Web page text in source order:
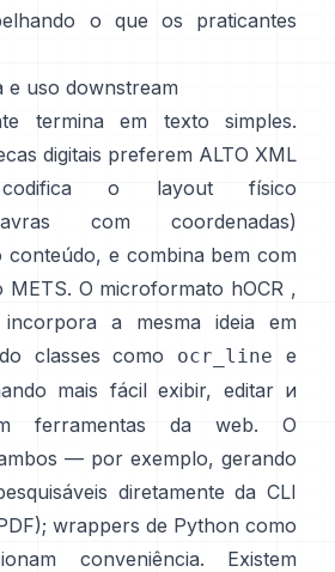
o que os praticantes
e uso downstream
termina em texto simples.
digitais preferem ALTO XML
o layout físico
com coordenadas)
conteúdo, e combina bem com
METS. O microformato hOCR ,
a mesma ideia em
classes como ocr_line e
mais fácil exibir, editar и
ferramentas da web. O
— por exemplo, gerando
diretamente da CLI
); wrappers de Python como
conveniência. Existem